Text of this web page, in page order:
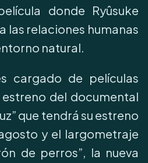
donde Ryûsuke
las relaciones humanas
natural.
cargado de películas
del documental
que tendrá su estreno
y el largometraje
de perros”, la nueva